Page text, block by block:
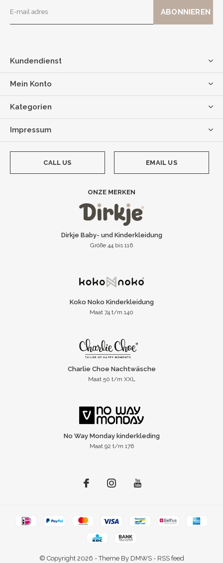
Kundendienst
Mein Konto
Kategorien
Impressum
CALL US EMAIL US
ONZE MERKEN
Dirkje Baby- und Kinderkleidung
Größe 44 bis 116
Koko Noko Kinderkleidung
Maat 74 t/m 140
Charlie Choe Nachtwäsche
Maat 50 t/m XXL
No Way Monday kinderkleding
Maat 92 t/m 176
© Copyright 2026 - Theme By DMWS- RSS feed